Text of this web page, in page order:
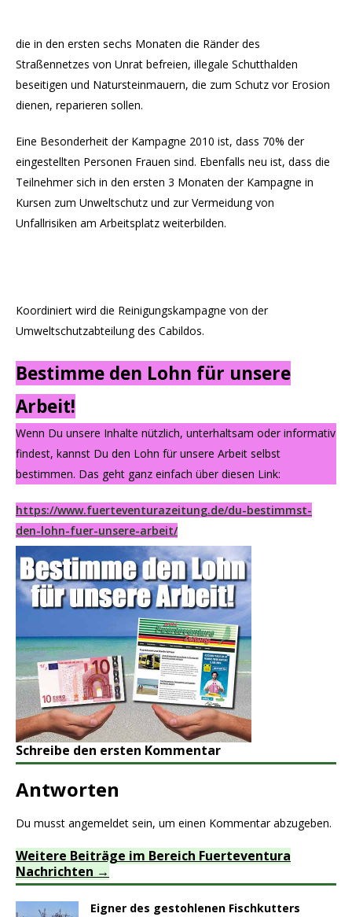
die in den ersten sechs Monaten die Ränder des
Straßennetzes von Unrat befreien, illegale Schutthalden
beseitigen und Natursteinmauern, die zum Schutz vor Erosion
dienen, reparieren sollen.
Eine Besonderheit der Kampagne 2010 ist, dass 70% der
eingestellten Personen Frauen sind. Ebenfalls neu ist, dass die
Teilnehmer sich in den ersten 3 Monaten der Kampagne in
Kursen zum Unweltschutz und zur Vermeidung von
Unfallrisiken am Arbeitsplatz weiterbilden.
Koordiniert wird die Reinigungskampagne von der
Umweltschutzabteilung des Cabildos.
Bestimme den Lohn für unsere
Arbeit!
Wenn Du unsere Inhalte nützlich, unterhaltsam oder informativ
findest, kannst Du den Lohn für unsere Arbeit selbst
bestimmen. Das geht ganz einfach über diesen Link:
https://www.fuerteventurazeitung.de/du-bestimmst-
den-lohn-fuer-unsere-arbeit/
Schreibe den ersten Kommentar
Antworten
Du musst angemeldet sein, um einen Kommentar abzugeben.
Weitere Beiträge im Bereich Fuerteventura
Nachrichten
Eigner des gestohlenen Fischkutters